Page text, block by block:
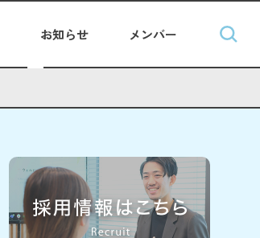
お知らせ メンバー